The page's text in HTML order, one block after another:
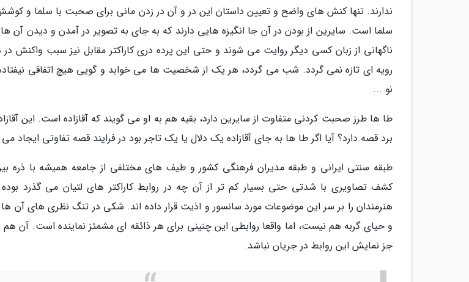
ندارند. تنها کنش های واضح و تعیین داستان این در و آن در زدن مانی برای صحبت با سلما و
سلما است. سایرین از بودن در آن جا انگیزه هایی دارند که به جای به تصویر در آمدن و دیدن آن ها
ناگهانی از زبان کسی دیگر روایت می شوند و حتی این پرده دری کاراکتر مقابل نیز سبب واکنش
رویه ای تازه نمی گردد. شب می گردد، هر یک از شخصیت ها می خوابد و گویی هیچ اتفاقی
نو ...
طا ها طرز صحبت کردنی متفاوت از سایرین دارد، بقیه هم به او می گویند که آقازاده است. این
برد قصه دارد؟ آیا اگر طا ها به جای آقازاده یک دلال یا یک تاجر بود در فرایند قصه تفاوتی ایجاد
طبقه سنتی ایرانی و طبقه مدیران فرهنگی کشور و طیف های مختلفی از جامعه همیشه با ذره
کشف تصاویری با شدتی حتی بسیار کم تر از آن چه در روابط کاراکتر های لتیان می گذرد
هنرمندان را بر سر این موضوعات مورد سانسور و اذیت قرار داده اند. شکی در تنگ نظری های آن
و حیای گربه هم نیست، اما واقعا روابطی این چنینی برای هر ذائقه ای مشمئز نماینده است. آن
جز نمایش این روابط در جریان نباشد.